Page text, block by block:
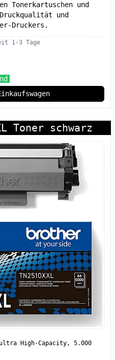
Tonerkartuschen und
und
Druckers.
1-3 Tage
Toner schwarz
ultra High-Capacity, 5.000